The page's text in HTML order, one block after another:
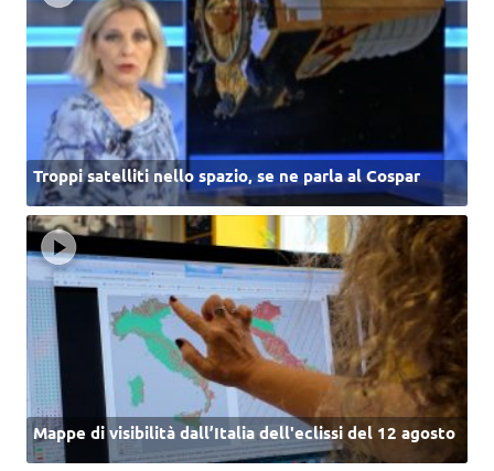
Troppi satelliti nello spazio, se ne parla al Cospar
Mappe di visibilità dall’Italia dell'eclissi del 12 agosto